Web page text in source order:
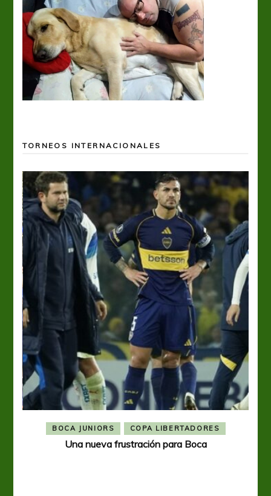
TORNEOS INTERNACIONALES
BOCA JUNIORS COPA LIBERTADORES
Una nueva frustración para Boca